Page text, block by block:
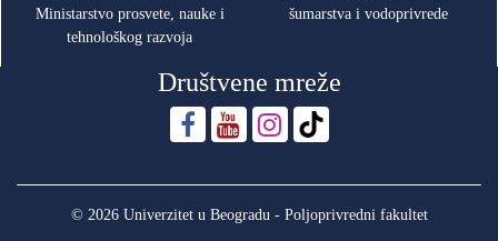
Ministarstvo prosvete, nauke i
tehnološkog razvoja
šumarstva i vodoprivrede
Društvene mreže
© 2026 Univerzitet u Beogradu - Poljoprivredni fakultet